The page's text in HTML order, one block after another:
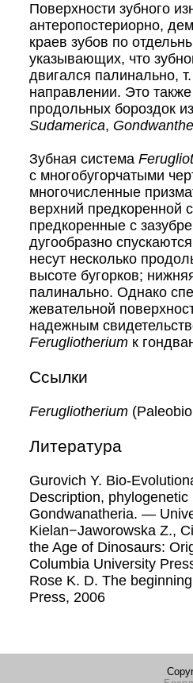
Поверхности зубного
антеропостериорно,
краев зубов по
указывающих, что
двигался палинально,
направлении. Это
продольных бороздок
Sudamerica,
Зубная система
с многобугорчатыми
многочисленные
верхний предкоренной
предкоренные с
дугообразно
несут несколько
высоте бугорков;
палинально. Однако
жевательной
надежным
Ferugliotherium к
Ссылки
Ferugliotherium
Литература
Gurovich Y. Bio-
Description,
Gondwanatheria. —
Kielan−Jaworowska Z.,
the Age of Dinosaurs:
Columbia University
Rose K. D. The
Press, 2006